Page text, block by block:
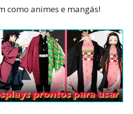
como animes e mangás!